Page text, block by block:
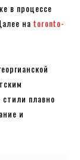
в процессе
на toronto-
плавно
и